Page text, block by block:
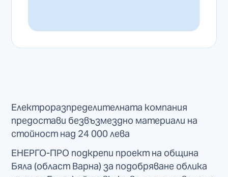
Електроразпределителната компания
предостави безвъзмездно материали на
стойност над 24 000 лева
ЕНЕРГО-ПРО подкрепи проект на община
Бяла (област Варна) за подобряване облика